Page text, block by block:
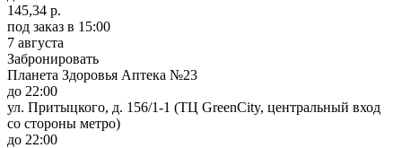
145,34 р.
под заказ в 15:00
7 августа
Забронировать
Планета Здоровья Аптека №23
до 22:00
ул. Притыцкого, д. 156/1-1 (ТЦ GreenCity, центральный вход
со стороны метро)
до 22:00